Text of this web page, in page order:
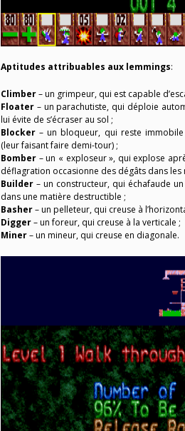
Aptitudes attribuables aux lemmings:
Climber– un grimpeur, qui est capable
Floater – un parachutiste, qui déploie
lui évite de s’écraser au sol ;
Blocker – un bloqueur, qui reste
(leur faisant faire demi-tour) ;
Bomber – un « exploseur », qui explose
déflagration occasionne des dégâts dans
Builder – un constructeur, qui échafaude
dans une matière destructible ;
Basher– un pelleteur, qui creuse à
Digger– un foreur, qui creuse à la verticale ;
Miner– un mineur, qui creuse en diagonale.